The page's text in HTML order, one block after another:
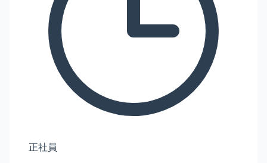
正社員